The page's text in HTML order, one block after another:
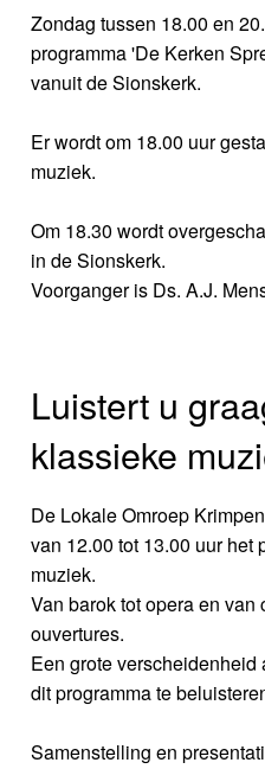
Zondag tussen 18.00 en
programma 'De Kerken
vanuit de Sionskerk.
Er wordt om 18.00 uur
muziek.
Om 18.30 wordt
in de Sionskerk.
Voorganger is Ds. A.J.
Luistert u
klassieke
De Lokale Omroep
van 12.00 tot 13.00 uur het
muziek.
Van barok tot opera en van
ouvertures.
Een grote
dit programma te
Samenstelling en